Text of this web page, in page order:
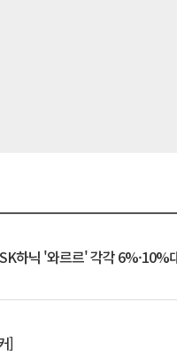
하닉 '와르르' 각각 6%·10%
]